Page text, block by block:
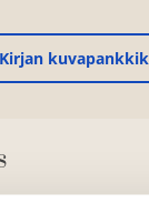
Kirjan